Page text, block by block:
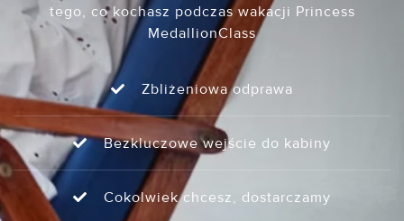
tego, co kochasz podczas wakacji Princess
MedallionClass
Zbliżeniowa odprawa
Bezkluczowe wejście do kabiny
Cokolwiek chcesz, dostarczamy